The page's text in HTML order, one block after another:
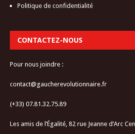
Politique de confidentialité
CONTACTEZ-NOUS
Pour nous joindre :
contact@gaucherevolutionnaire.fr
(+33) 07.81.32.75.89
Les amis de l’Égalité, 82 rue Jeanne d’Arc